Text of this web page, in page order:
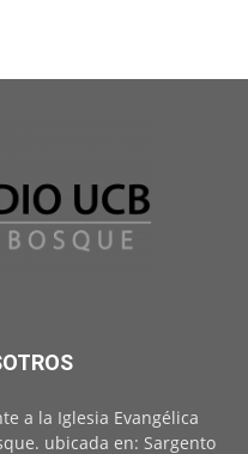
a la Iglesia Evangélica
ubicada en: Sargento